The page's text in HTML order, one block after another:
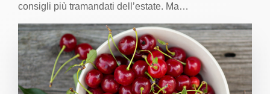
consigli più tramandati dell’estate. Ma…